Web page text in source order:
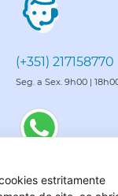
(+351) 217158770
Seg. a Sex. 9h00 |
(+351) 915050500
estritamente